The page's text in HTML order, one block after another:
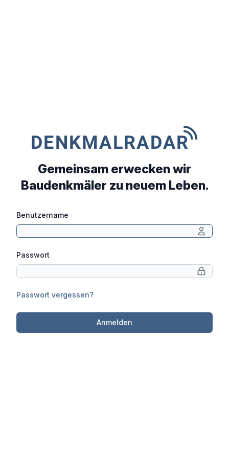
Gemeinsam erwecken wir
Baudenkmäler zu neuem Leben.
Benutzername
Passwort
Passwort vergessen?
Anmelden